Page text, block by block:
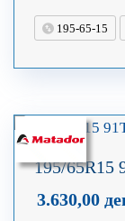
195-65-15
195/65R15
3.630,00